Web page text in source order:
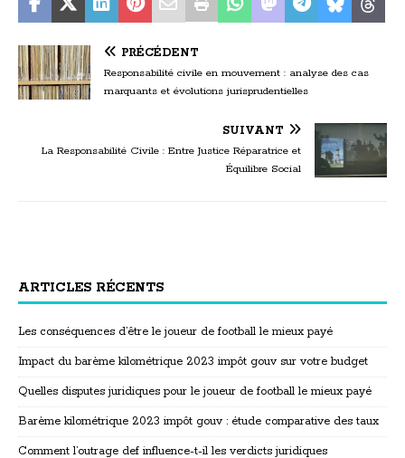
PRÉCÉDENT
Responsabilité civile en mouvement : analyse des cas
marquants et évolutions jurisprudentielles
SUIVANT
La Responsabilité Civile : Entre Justice Réparatrice et
Équilibre Social
ARTICLES RÉCENTS
Les conséquences d’être le joueur de football le mieux payé
Impact du barème kilométrique 2023 impôt gouv sur votre budget
Quelles disputes juridiques pour le joueur de football le mieux payé
Barème kilométrique 2023 impôt gouv : étude comparative des taux
Comment l’outrage def influence-t-il les verdicts juridiques